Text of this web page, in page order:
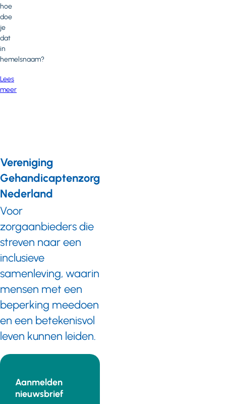
hoe
doe
je
dat
in
hemelsnaam?
Lees
meer
Vereniging
Gehandicaptenzorg
Nederland
Voor
zorgaanbieders die
streven naar een
inclusieve
samenleving, waarin
mensen met een
beperking meedoen
en een betekenisvol
leven kunnen leiden.
Aanmelden
nieuwsbrief